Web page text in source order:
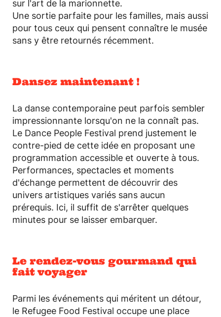
sur l'art de la marionnette.
Une sortie parfaite pour les familles, mais aussi
pour tous ceux qui pensent connaître le musée
sans y être retournés récemment.
Dansez maintenant !
La danse contemporaine peut parfois sembler
impressionnante lorsqu'on ne la connaît pas.
Le Dance People Festival prend justement le
contre-pied de cette idée en proposant une
programmation accessible et ouverte à tous.
Performances, spectacles et moments
d'échange permettent de découvrir des
univers artistiques variés sans aucun
prérequis. Ici, il suffit de s'arrêter quelques
minutes pour se laisser embarquer.
Le rendez-vous gourmand qui
fait voyager
Parmi les événements qui méritent un détour,
le Refugee Food Festival occupe une place